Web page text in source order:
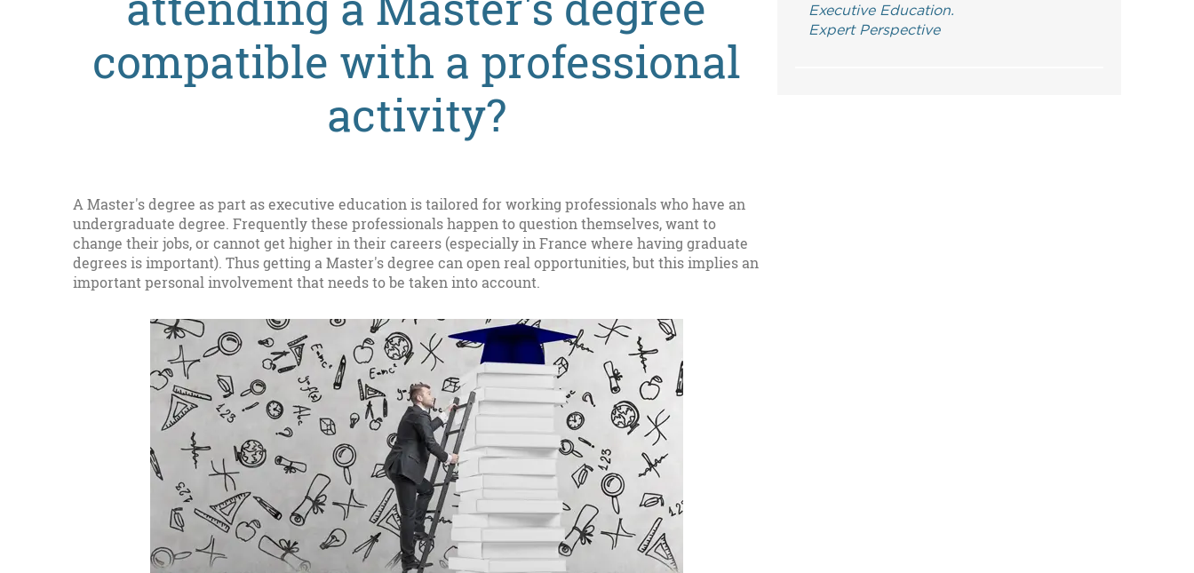
compatible with a professional
activity?
A Master's degree as part as executive education is tailored for working professionals who have an
undergraduate degree. Frequently these professionals happen to question themselves, want to
change their jobs, or cannot get higher in their careers (especially in France where having graduate
degrees is important). Thus getting a Master's degree can open real opportunities, but this implies an
important personal involvement that needs to be taken into account.
Executive Education.
Expert Perspective